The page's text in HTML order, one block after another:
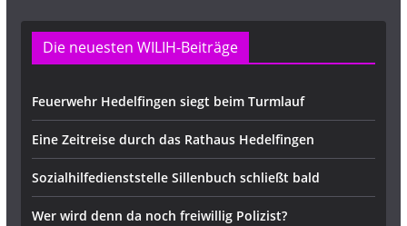
Die neuesten WILIH-Beiträge
Feuerwehr Hedelfingen siegt beim Turmlauf
Eine Zeitreise durch das Rathaus Hedelfingen
Sozialhilfedienststelle Sillenbuch schließt bald
Wer wird denn da noch freiwillig Polizist?